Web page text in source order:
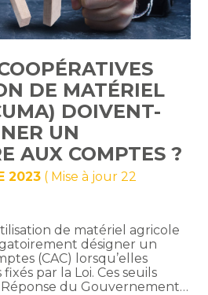
DE MATÉRIEL
DOIVENT-
UN
AUX COMPTES ?
2023 ( Mise à jour 22
de matériel agricole
désigner un
(CAC) lorsqu’elles
par la Loi. Ces seuils
du Gouvernement…